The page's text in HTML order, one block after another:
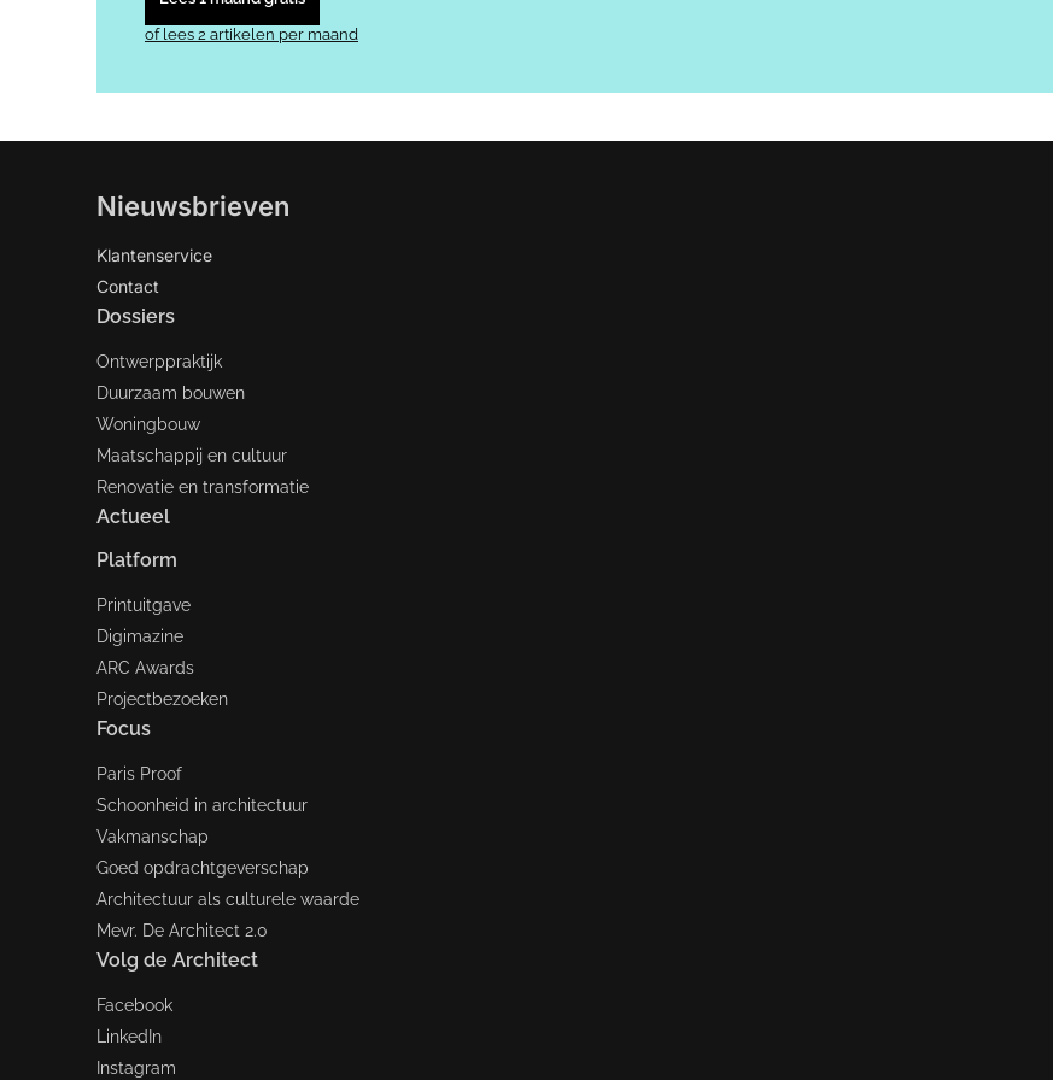
of lees 2 artikelen per maand
Nieuwsbrieven
Klantenservice
Contact
Dossiers
Ontwerppraktijk
Duurzaam bouwen
Woningbouw
Maatschappij en cultuur
Renovatie en transformatie
Actueel
Platform
Printuitgave
Digimazine
ARC Awards
Projectbezoeken
Focus
Paris Proof
Schoonheid in architectuur
Vakmanschap
Goed opdrachtgeverschap
Architectuur als culturele waarde
Mevr. De Architect 2.0
Volg de Architect
Facebook
LinkedIn
Instagram